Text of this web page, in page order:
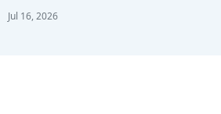
Jul 16, 2026